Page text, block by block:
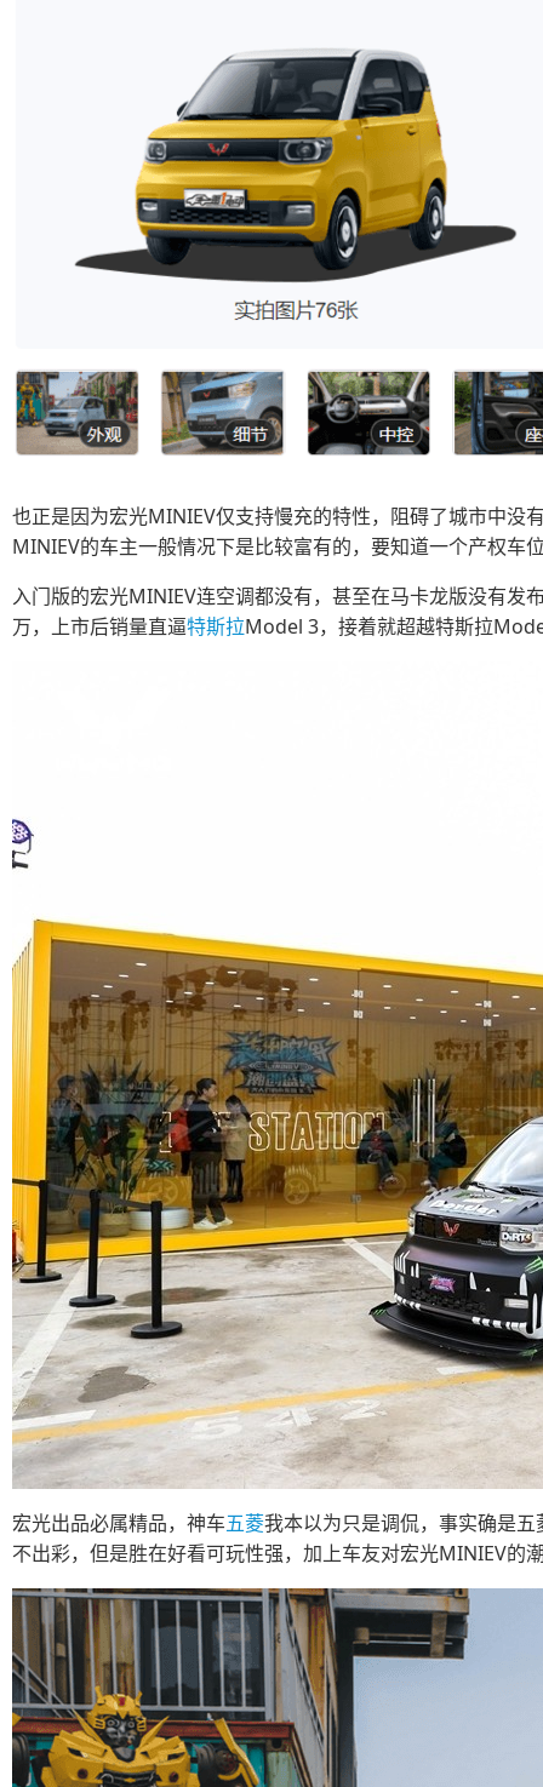
也正是因为宏光MINIEV仅支持慢充的特性，阻碍了城市中没
MINIEV的车主一般情况下是比较富有的，要知道一个产权车
入门版的宏光MINIEV连空调都没有，甚至在马卡龙版没有发
万，上市后销量直逼特斯拉Model 3，接着就超越特斯拉
宏光出品必属精品，神车五菱我本以为只是调侃，事实确是
不出彩，但是胜在好看可玩性强，加上车友对宏光MINIEV的